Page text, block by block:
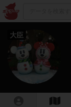
大臣